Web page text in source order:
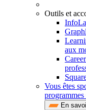
Outils et
aux
Vous êtes
programmes
En